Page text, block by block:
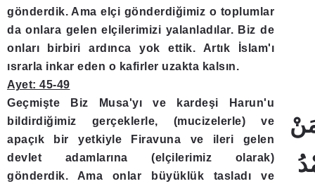
gönderdik. Ama elçi gönderdiğimiz o toplumlar
da onlara gelen elçilerimizi yalanladılar. Biz de
onları birbiri ardınca yok ettik. Artık İslam'ı
ısrarla inkar eden o kafirler uzakta kalsın.
Ayet: 45-49
Geçmişte Biz Musa'yı ve kardeşi Harun'u
bildirdiğimiz gerçeklerle, (mucizelerle) ve
apaçık bir yetkiyle Firavuna ve ileri gelen
devlet adamlarına (elçilerimiz olarak)
gönderdik. Ama onlar büyüklük tasladı ve